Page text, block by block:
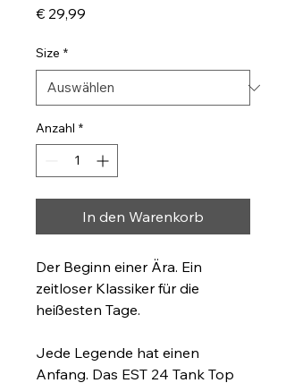
€ 29,99
Size *
Anzahl *
In den Warenkorb
Der Beginn einer Ära. Ein
zeitloser Klassiker für die
heißesten Tage.
Jede Legende hat einen
Anfang. Das EST 24 Tank Top